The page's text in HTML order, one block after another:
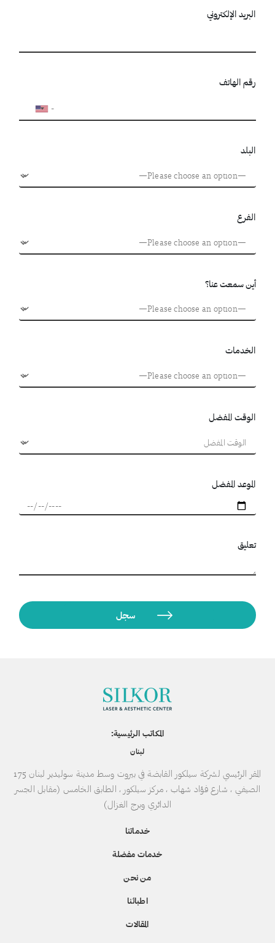
البريد الإلكتروني
رقم الهاتف
البلد
الفرع
أين سمعت عنا؟
الخدمات
الوقت المفضل
الموعد المفضل
تعليق
المكاتب الرئيسية:
لبنان
المقر الرئيسي لشركة سيلكور القابضة في بيروت وسط مدينة سوليدير لبنان 175
الصيفي ، شارع فؤاد شهاب ، مركز سيلكور ، الطابق الخامس (مقابل الجسر
الدائري وبرج الغزال)
خدماتنا
خدمات مفضلة
من نحن
اطبائنا
المقالات